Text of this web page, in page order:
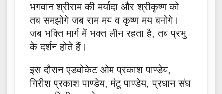
भगवान श्रीराम की मर्यादा और श्रीकृष्ण को
तब समझोगे जब राम मय व कृष्ण मय बनोगे।
जब भक्ति मार्ग में भक्त लीन रहता है, तब प्रभु
के दर्शन होते हैं।
इस दौरान एडवोकेट ओम प्रकाश पाण्डेय,
गिरीश प्रकाश पाण्डेय, मंटू पाण्डेय, प्रधान संघ